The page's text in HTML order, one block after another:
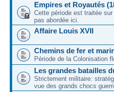
Empires et Royautés
Cette période est traitée sur
pas abordée ici.
Affaire Louis XVII
Chemins de fer et
Période de la Colonisation
Les grandes batailles
Strictement militaire:
vue des grands chocs